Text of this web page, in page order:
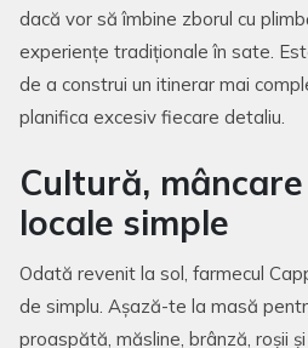
dacă vor să îmbine zborul cu
experiențe tradiționale în sate.
de a construi un itinerar mai
planifica excesiv fiecare detaliu.
Cultură,
locale simple
Odată revenit la sol, farmecul
de simplu. Așază-te la masă
proaspătă, măsline, brânză, roșii